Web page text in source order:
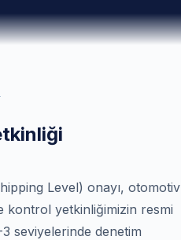
Level) onayı, otomotiv
kontrol yetkinliğimizin resmi
seviyelerinde denetim